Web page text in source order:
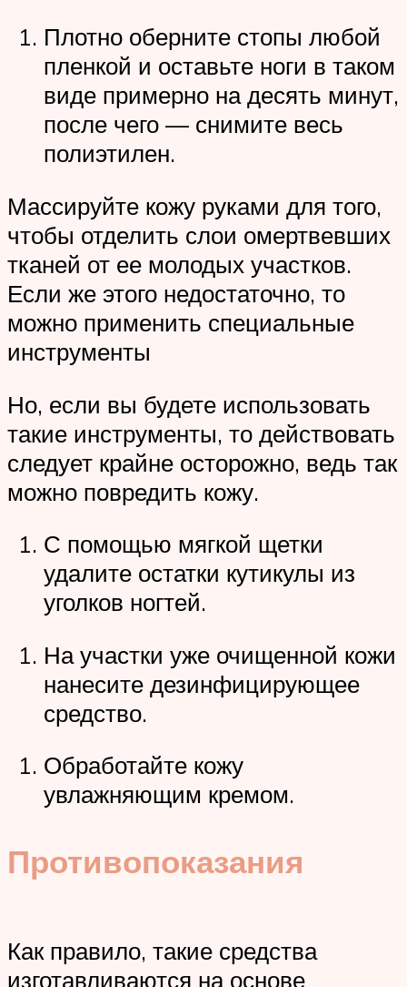
Плотно оберните стопы любой
пленкой и оставьте ноги в таком
виде примерно на десять минут,
после чего — снимите весь
полиэтилен.
Массируйте кожу руками для того,
чтобы отделить слои омертвевших
тканей от ее молодых участков.
Если же этого недостаточно, то
можно применить специальные
инструменты
Но, если вы будете использовать
такие инструменты, то действовать
следует крайне осторожно, ведь так
можно повредить кожу.
С помощью мягкой щетки
удалите остатки кутикулы из
уголков ногтей.
На участки уже очищенной кожи
нанесите дезинфицирующее
средство.
Обработайте кожу
увлажняющим кремом.
Противопоказания
Как правило, такие средства
изготавливаются на основе